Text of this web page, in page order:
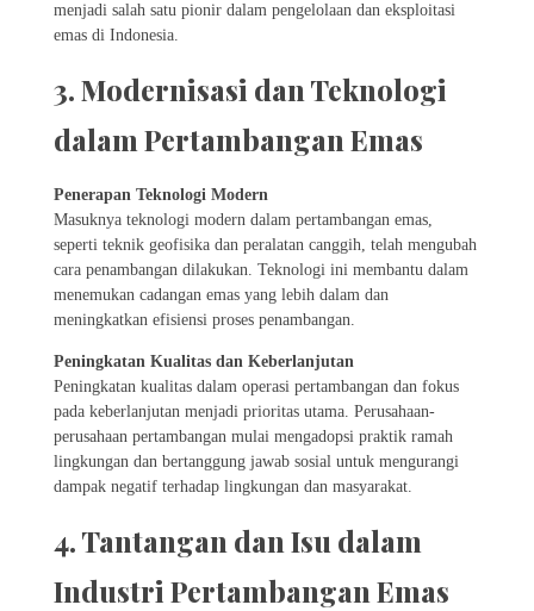
menjadi salah satu pionir dalam pengelolaan dan eksploitasi
emas di Indonesia.
3. Modernisasi dan Teknologi
dalam Pertambangan Emas
Penerapan Teknologi Modern
Masuknya teknologi modern dalam pertambangan emas,
seperti teknik geofisika dan peralatan canggih, telah mengubah
cara penambangan dilakukan. Teknologi ini membantu dalam
menemukan cadangan emas yang lebih dalam dan
meningkatkan efisiensi proses penambangan.
Peningkatan Kualitas dan Keberlanjutan
Peningkatan kualitas dalam operasi pertambangan dan fokus
pada keberlanjutan menjadi prioritas utama. Perusahaan-
perusahaan pertambangan mulai mengadopsi praktik ramah
lingkungan dan bertanggung jawab sosial untuk mengurangi
dampak negatif terhadap lingkungan dan masyarakat.
4. Tantangan dan Isu dalam
Industri Pertambangan Emas